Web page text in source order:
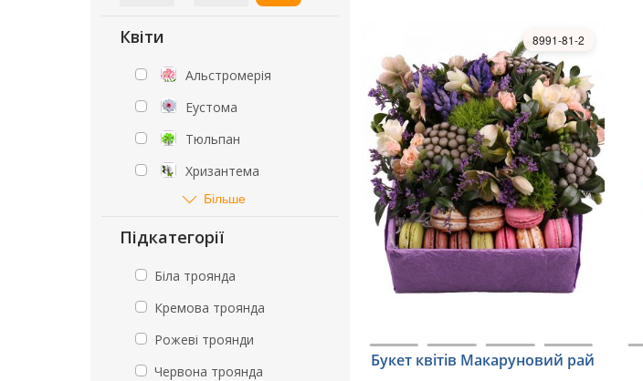
Квіти
Альстромерія
Еустома
Тюльпан
Хризантема
Більше
Підкатегорії
Біла троянда
Кремова троянда
Рожеві троянди
Червона троянда
Букет квітів Макаруновий рай
8991-81-2